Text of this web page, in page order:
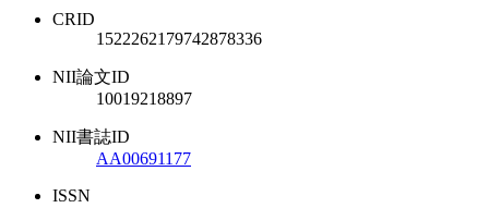
CRID
1522262179742878336
NII論文ID
10019218897
NII書誌ID
AA00691177
ISSN